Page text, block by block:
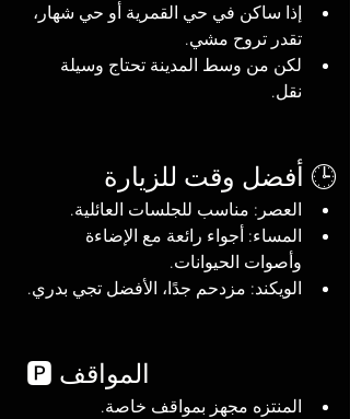
إذا ساكن في حي القمرية أو حي شهار،
تقدر تروح مشي.
لكن من وسط المدينة تحتاج وسيلة
نقل.
🕒 أفضل وقت للزيارة
العصر: مناسب للجلسات العائلية.
المساء: أجواء رائعة مع الإضاءة
وأصوات الحيوانات.
الويكند: مزدحم جدًا، الأفضل تجي بدري.
🅿️ المواقف
المنتزه مجهز بمواقف خاصة.